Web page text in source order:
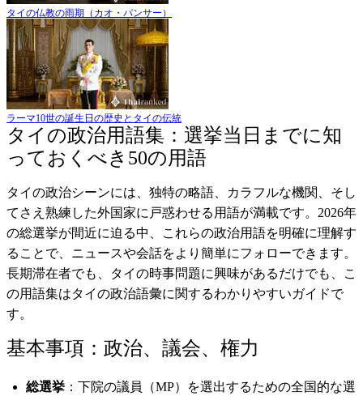
タイの仏教の雨期（カオ・パンサー）
ラーマ10世の誕生日の歴史とタイの伝統
タイの政治用語集：選挙当日までに知
っておくべき50の用語
タイの政治シーンには、独特の略語、カラフルな機関、そし
てさえ熟練した外国家に戸惑わせる用語が満載です。2026年
の総選挙が間近に迫る中、これらの政治用語を明確に理解す
ることで、ニュースや会話をより簡単にフォローできます。
長期滞在者でも、タイの時事問題に興味があるだけでも、こ
の用語集はタイの政治語彙に関するわかりやすいガイドで
す。
基本事項：政治、議会、権力
総選挙 ：下院の議員（MP）を選出するための全国的な選